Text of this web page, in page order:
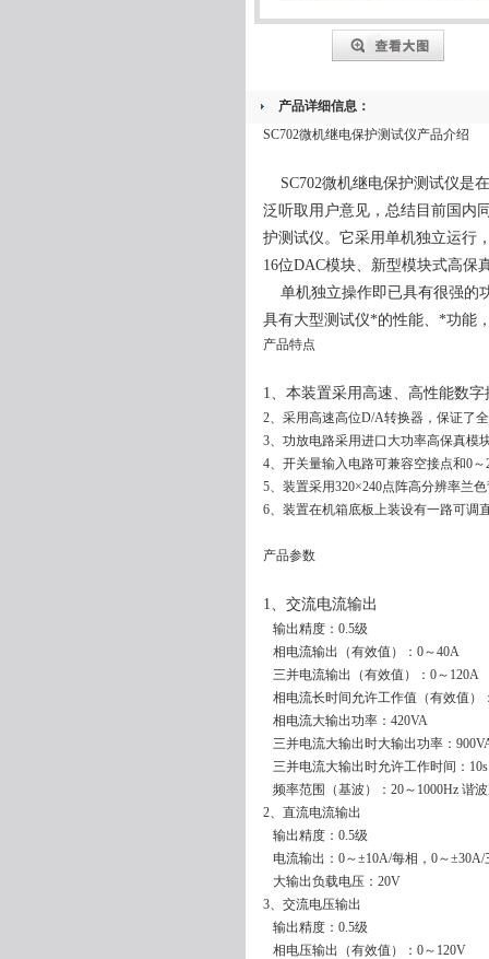
产品详细信息：
SC702微机继电保护测试仪产品介绍
SC702微机继电保护测试仪是
泛听取用户意见，总结目前国内
护测试仪。它采用单机独立运行
16位DAC模块、新型模块式高保
单机独立操作即已具有很强的
具有大型测试仪*的性能、*功能
产品特点
1、本装置采用高速、高性能数
2、采用高速高位D/A转换器，保证了
3、功放电路采用进口大功率高保真模
4、开关量输入电路可兼容空接点和0～
5、装置采用320×240点阵高分辨率兰
6、装置在机箱底板上装设有一路可调
产品参数
1、交流电流输出
输出精度：0.5级
相电流输出（有效值）：0～40A
三并电流输出（有效值）：0～120A
相电流长时间允许工作值（有效值）
相电流大输出功率：420VA
三并电流大输出时大输出功率：
三并电流大输出时允许工作时间：10s
频率范围（基波）：20～1000Hz 谐
2、直流电流输出
输出精度：0.5级
电流输出：0～±10A/每相，0～±30A/
大输出负载电压：20V
3、交流电压输出
输出精度：0.5级
相电压输出（有效值）：0～120V